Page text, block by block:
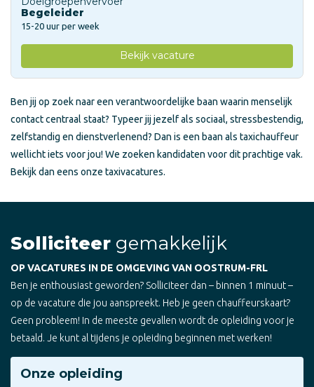
Begeleider
15-20 uur per week
Bekijk vacature
Ben jij op zoek naar een verantwoordelijke baan waarin menselijk
contact centraal staat? Typeer jij jezelf als sociaal, stressbestendig,
zelfstandig en dienstverlenend? Dan is een baan als taxichauffeur
wellicht iets voor jou! We zoeken kandidaten voor dit prachtige vak.
Bekijk dan eens onze taxivacatures.
Solliciteer gemakkelijk
OP VACATURES IN DE OMGEVING VAN OOSTRUM-FRL
Ben je enthousiast geworden? Solliciteer dan – binnen 1 minuut –
op de vacature die jou aanspreekt. Heb je geen chauffeurskaart?
Geen probleem! In de meeste gevallen wordt de opleiding voor je
betaald. Je kunt al tijdens je opleiding beginnen met werken!
Onze opleiding